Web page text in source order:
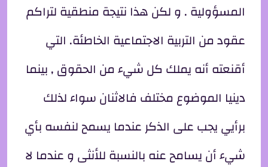
المسؤولية . و لكن هذا نتيجة منطقية لتراكم
عقود من التربية الاجتماعية الخاطئة. التي
أقنعته أنه يملك كل شيء من الحقوق , بينما
دينيا الموضوع مختلف فالاثنان سواء لذلك
برأيي يجب على الذكر عندما يسمح لنفسه بأي
شيء أن يسامح عنه بالنسبة للأنثى و عندما لا